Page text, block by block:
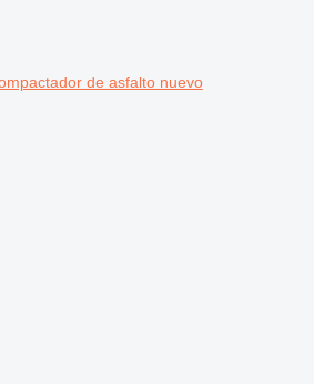
de asfalto nuevo